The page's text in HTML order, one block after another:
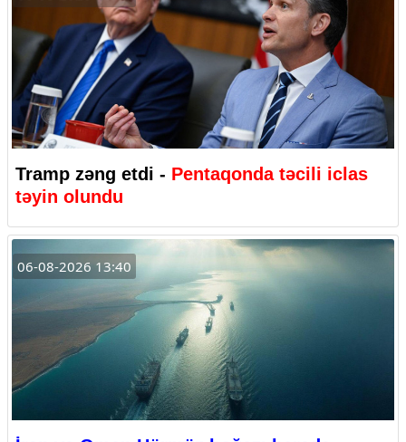
Tramp zəng etdi - Pentaqonda təcili iclas
təyin olundu
06-08-2026 13:40